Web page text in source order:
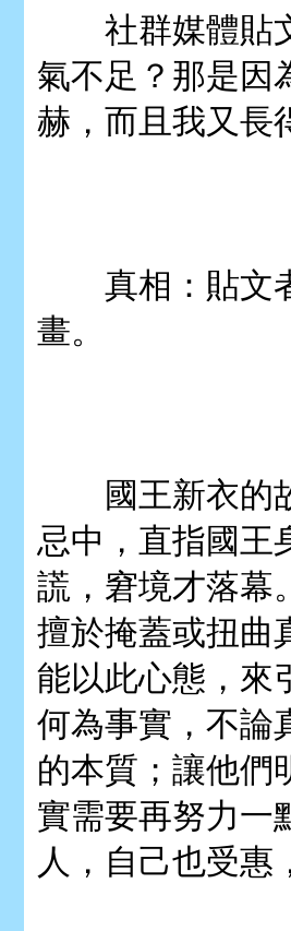
社群媒體貼文
氣不足？那是因
赫，而且我又長
真相：貼文者
畫。
國王新衣的故
忌中，直指國王
謊，窘境才落幕
擅於掩蓋或扭曲
能以此心態，來
何為事實，不論
的本質；讓他們
實需要再努力一
人，自己也受惠